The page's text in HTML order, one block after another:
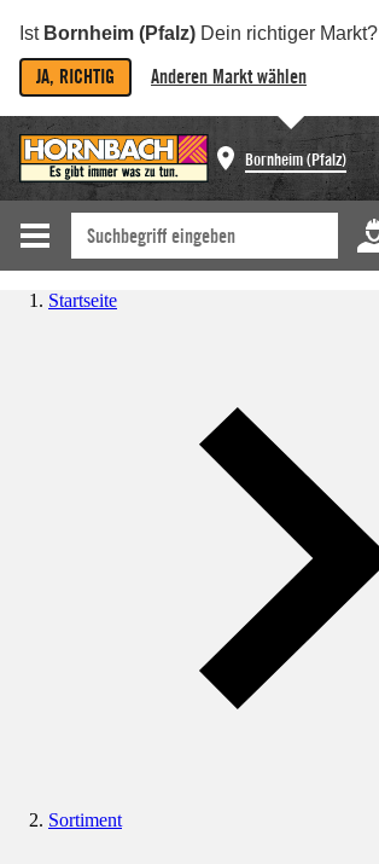
Ist Bornheim (Pfalz) Dein richtiger Markt?
JA, RICHTIG Anderen Markt wählen
Bornheim (Pfalz)
Startseite
Sortiment